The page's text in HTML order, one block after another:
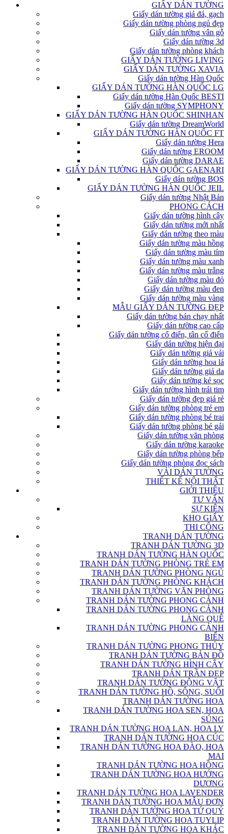
GIẤY DÁN TƯỜNG
Giấy dán tường giả đá, gạch
Giấy dán tường phòng ngủ đẹp
Giấy dán tường vân gỗ
Giấy dán tường 3d
Giấy dán tường phòng khách
GIẤY DÁN TƯỜNG LIVING
GIẤY DÁN TƯỜNG XAVIA
Giấy dán tường Hàn Quốc
GIẤY DÁN TƯỜNG HÀN QUỐC LG
Giấy dán tường Hàn Quốc BESTI
Giấy dán tường SYMPHONY
GIẤY DÁN TƯỜNG HÀN QUỐC SHINHAN
Giấy dán tường DreamWorld
GIẤY DÁN TƯỜNG HÀN QUỐC FT
Giấy dán tường Hera
Giấy dán tường EROOM
Giấy dán tường DARAE
GIẤY DÁN TƯỜNG HÀN QUỐC GAENARI
Giấy dán tường BOS
GIẤY DÁN TƯỜNG HÀN QUỐC JEIL
Giấy dán tường Nhật Bản
PHONG CÁCH
Giấy dán tường hình cây
Giấy dán tường mới nhất
Giấy dán tường theo màu
Giấy dán tường màu hồng
Giấy dán tường màu tím
Giấy dán tường màu xanh
Giấy dán tường màu trắng
Giấy dán tường màu đỏ
Giấy dán tường màu đen
Giấy dán tường màu vàng
MẪU GIẤY DÁN TƯỜNG ĐẸP
Giấy dán tường bán chạy nhất
Giấy dán tường cao cấp
Giấy dán tường cổ điển, tân cổ điển
Giấy dán tường hiện đại
Giấy dán tường giả vải
Giấy dán tường hoa lá
Giấy dán tường giả da
Giấy dán tường kẻ sọc
Giấy dán tường hình trái tim
Giấy dán tường đẹp giá rẻ
Giấy dán tường phòng trẻ em
Giấy dán tường phòng bé trai
Giấy dán tường phòng bé gái
Giấy dán tường văn phòng
Giấy dán tường karaoke
Giấy dán tường phòng bếp
Giấy dán tường phòng đọc sách
VẢI DÁN TƯỜNG
THIẾT KẾ NỘI THẤT
GIỚI THIỆU
TƯ VẤN
SỰ KIỆN
KHO GIẤY
THI CÔNG
TRANH DÁN TƯỜNG
TRANH DÁN TƯỜNG 3D
TRANH DÁN TƯỜNG HÀN QUỐC
TRANH DÁN TƯỜNG PHÒNG TRẺ EM
TRANH DÁN TƯỜNG PHÒNG NGỦ
TRANH DÁN TƯỜNG PHÒNG KHÁCH
TRANH DÁN TƯỜNG VĂN PHÒNG
TRANH DÁN TƯỜNG PHONG CẢNH
TRANH DÁN TƯỜNG PHONG CẢNH
LÀNG QUÊ
TRANH DÁN TƯỜNG PHONG CẢNH
BIỂN
TRANH DÁN TƯỜNG PHONG THỦY
TRANH DÁN TƯỜNG BẢN ĐỒ
TRANH DÁN TƯỜNG HÌNH CÂY
TRANH DÁN TRẦN ĐẸP
TRANH DÁN TƯỜNG ĐỘNG VẬT
TRANH DÁN TƯỜNG HỒ, SÔNG, SUỐI
TRANH DÁN TƯỜNG HOA
TRANH DÁN TƯỜNG HOA SEN, HOA
SÚNG
TRANH DÁN TƯỜNG HOA LAN, HOA LY
TRANH DÁN TƯỜNG HOA CÚC
TRANH DÁN TƯỜNG HOA ĐÀO, HOA
MAI
TRANH DÁN TƯỜNG HOA HỒNG
TRANH DÁN TƯỜNG HOA HƯỚNG
DƯƠNG
TRANH DÁN TƯỜNG HOA LAVENDER
TRANH DÁN TƯỜNG HOA MẪU ĐƠN
TRANH DÁN TƯỜNG HOA TỨ QUÝ
TRANH DÁN TƯỜNG HOA TUYLIP
TRANH DÁN TƯỜNG HOA KHÁC